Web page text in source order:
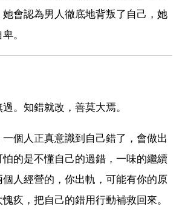
會認為男人徹底地背叛了自己，她
。
。知錯就改，善莫大焉。
個人正真意識到自己錯了，會做出
的是不懂自己的過錯，一味的繼續
人經營的，你出軌，可能有你的原
疚，把自己的錯用行動補救回來。